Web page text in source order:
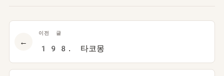
←
이전 글
198. 타코몽